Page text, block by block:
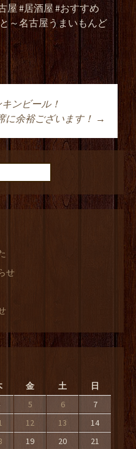
屋 #居酒屋 #おすすめ
～名古屋うまいもんど
ーショ
ンビール！
に余裕ございます！ →
せ
金 土 日
5 6
7
12 13
14
19 20
21